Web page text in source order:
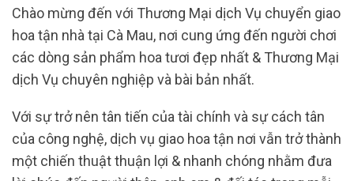
Chào mừng đến với Thương Mại dịch Vụ chuyển giao
hoa tận nhà tại Cà Mau, nơi cung ứng đến người chơi
các dòng sản phẩm hoa tươi đẹp nhất & Thương Mại
dịch Vụ chuyên nghiệp và bài bản nhất.
Với sự trở nên tân tiến của tài chính và sự cách tân
của công nghệ, dịch vụ giao hoa tận nơi vẫn trở thành
một chiến thuật thuận lợi & nhanh chóng nhằm đưa